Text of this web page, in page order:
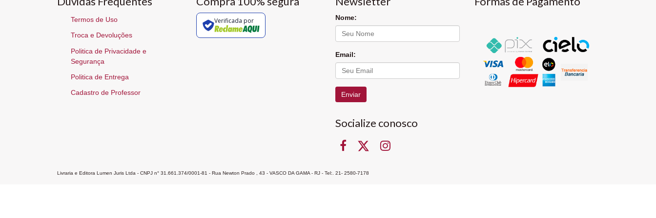
Termos de Uso
Troca e Devoluções
Politica de Privacidade e
Segurança
Politica de Entrega
Cadastro de Professor
Verificada por Nome:
Email:
Enviar
Socialize conosco
Livraria e Editora Lumen Juris Ltda - CNPJ n° 31.661.374/0001-81 - Rua Newton Prado , 43 - VASCO DA GAMA - RJ - Tel:. 21- 2580-7178